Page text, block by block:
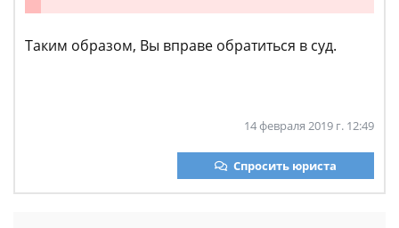
Таким образом, Вы вправе обратиться в суд.
14 февраля 2019 г. 12:49
Спросить юриста